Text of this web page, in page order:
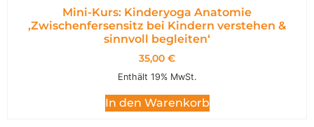
Mini-Kurs: Kinderyoga Anatomie
,Zwischenfersensitz bei Kindern verstehen &
sinnvoll begleiten‘
35,00 €
Enthält 19% MwSt.
In den Warenkorb